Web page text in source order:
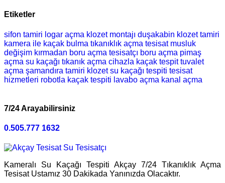
Etiketler
sifon tamiri logar açma klozet montajı duşakabin klozet tamiri
kamera ile kaçak bulma tıkanıklık açma tesisat musluk
değişim kırmadan boru açma tesisatçı boru açma pimaş
açma su kaçağı tıkanık açma cihazla kaçak tespit tuvalet
açma şamandıra tamiri klozet su kaçağı tespiti tesisat
hizmetleri robotla kaçak tespiti lavabo açma kanal açma
7/24 Arayabilirsiniz
0.505.777 1632
Kameralı Su Kaçağı Tespiti Akçay 7/24 Tıkanıklık Açma
Tesisat Ustamız 30 Dakikada Yanınızda Olacaktır.